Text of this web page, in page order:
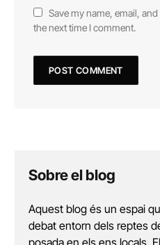
Save my name, email,
the next time I comment.
Sobre el blog
Aquest blog és un espai
debat entorn dels reptes